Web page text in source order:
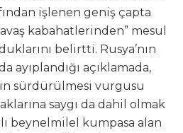
işlenen geniş çapta
kabahatlerinden” mesul
belirtti. Rusya’nın
ayıplandığı açıklamada,
sürdürülmesi vurgusu
saygı da dahil olmak
beynelmilel kumpasa alan